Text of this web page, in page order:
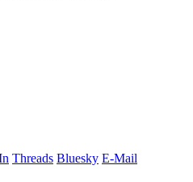
Threads Bluesky E-Mail